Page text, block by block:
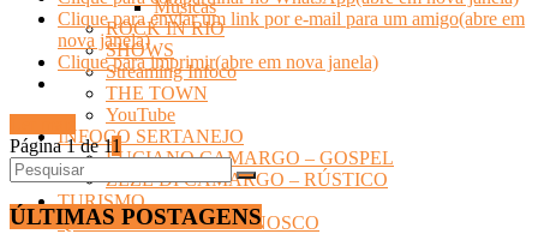
Músicas
ROCK IN RIO
SHOWS
Streaming Infoco
THE TOWN
YouTube
INFOCO SERTANEJO
LUCIANO CAMARGO – GOSPEL
ZEZÉ DI CAMARGO – RÚSTICO
TURISMO
Quem Somos- FALE CONOSCO
Clique para enviar um link por e-mail para um amigo(abre em
nova janela)
Clique para imprimir(abre em nova janela)
Página 1 de 11
ÚLTIMAS POSTAGENS